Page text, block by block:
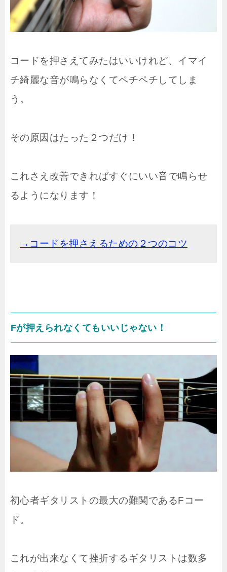
コードを押さえてみたはいいけれど、イマイ
チ綺麗な音が鳴らなくてペチペチしてしま
う。
その原因はたった２つだけ！
これさえ改善できればすぐにいい音で鳴らせ
るようになります！
→コードを押さえるための２つのコツ
Fが押えられなくてもいいじゃない！
初心者ギタリストの最大の難関であるFコー
ド。
これが出来なくて挫折するギタリストは数多